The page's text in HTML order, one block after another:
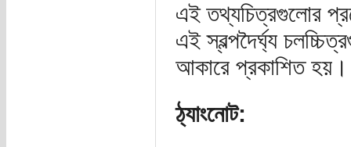
এই তথ্যচিত্রগুলোর
এই স্বল্পদৈর্ঘ্য
আকারে প্রকাশিত হয়।
ঠ্যাংনোট: